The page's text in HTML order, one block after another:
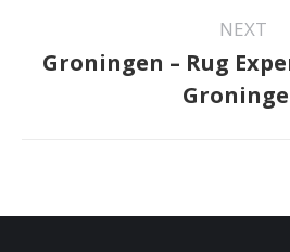
NEXT
Next
Groningen – Rug